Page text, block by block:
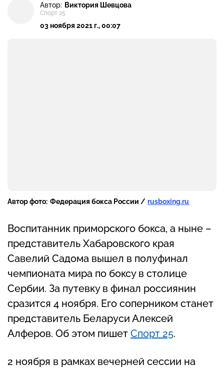
Автор: Виктория Шевцова
Спорт 25
03 ноября 2021 г., 00:07
Автор фото: Федерация бокса России / rusboxing.ru
Воспитанник приморского бокса, а ныне –
представитель Хабаровского края
Савелий Садома вышел в полуфинал
чемпионата мира по боксу в столице
Сербии. За путевку в финал россиянин
сразится 4 ноября. Его соперником станет
представитель Беларуси Алексей
Алферов. Об этом пишет Спорт 25.
2 ноября в рамках вечерней сессии на